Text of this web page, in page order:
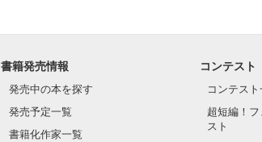
書籍発売情報
発売中の本を探す
発売予定一覧
書籍化作家一覧
コンテスト
コンテスト
超短編！
スト